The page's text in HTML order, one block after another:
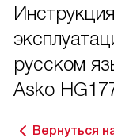
русском
Asko
Вернуться